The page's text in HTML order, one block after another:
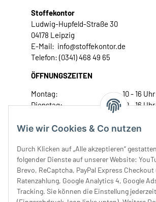
Wie wir Cookies & Co nutzen
Durch Klicken auf „Alle akzeptieren“
folgender Dienste auf unserer Website:
Brevo, ReCaptcha, PayPal Express Checkout
Ratenzahlung, Google Analytics 4, Google
Tracking. Sie können die Einstellung
Stoffekontor
Ludwig-Hupfeld-Straße 30
04178 Leipzig
E-Mail: info@stoffekontor.de
Telefon: (0341) 468 49 65
ÖFFNUNGSZEITEN
Montag:
10 - 16 Uhr
Dienstag:
10 - 16 Uhr
Donnerstag:
10 - 18 Uhr
Samstag:
10 - 14 Uhr
Unser Service
Rechtliches